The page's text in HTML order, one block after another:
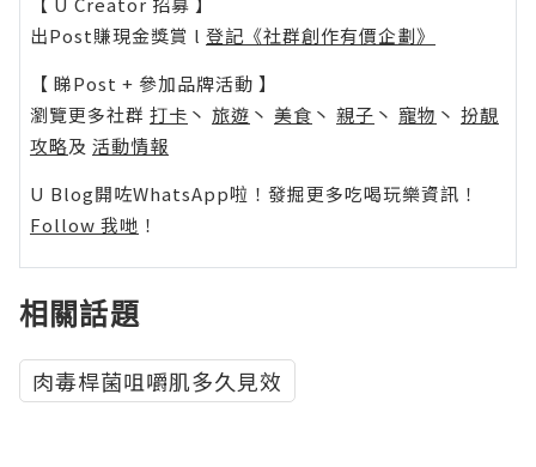
出Post賺現金獎賞 l 登記《社群創作有價企劃》
【 睇Post + 參加品牌活動 】
瀏覽更多社群 打卡 丶 旅遊 丶 美食 丶 親子 丶 寵物 丶 扮靚
攻略及 活動情報
U Blog開咗WhatsApp啦！發掘更多吃喝玩樂資訊！
Follow 我哋 ！
相關話題
肉毒桿菌咀嚼肌多久見效